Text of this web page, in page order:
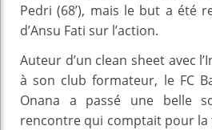
Pedri (68’), mais le but a été
d’Ansu Fati sur l’action.
Auteur d’un clean sheet avec
à son club formateur, le FC
Onana a passé une belle
rencontre qui comptait pour